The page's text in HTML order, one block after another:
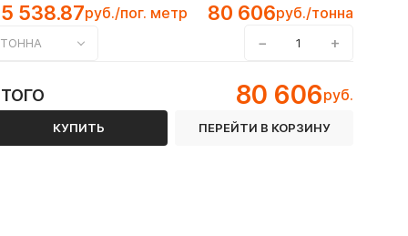
538.87руб./пог. метр 80 606руб./тонна
ТОННА − +
80 606руб.
КУПИТЬ ПЕРЕЙТИ В КОРЗИНУ